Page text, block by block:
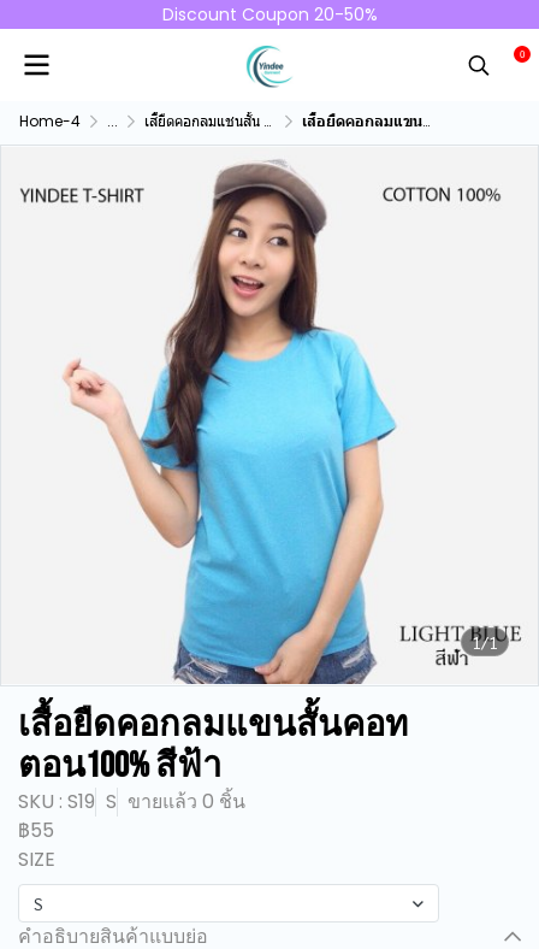
Discount Coupon 20-50%
0
Home-4 ... เสื้ยืดคอกลมแชนสั้น คอทตอน100% เสื้อยืดคอกลมแขนสั้นคอทตอน100% สีฟ้า
1/1
เสื้อยืดคอกลมแขนสั้นคอท
ตอน100% สีฟ้า
SKU : S19 S ขายแล้ว 0 ชิ้น
฿55
SIZE
S
คำอธิบายสินค้าแบบย่อ